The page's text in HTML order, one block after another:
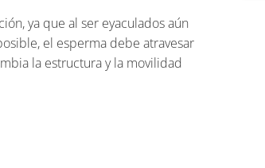
ya que al ser eyaculados aún
el esperma debe atravesar
la estructura y la movilidad